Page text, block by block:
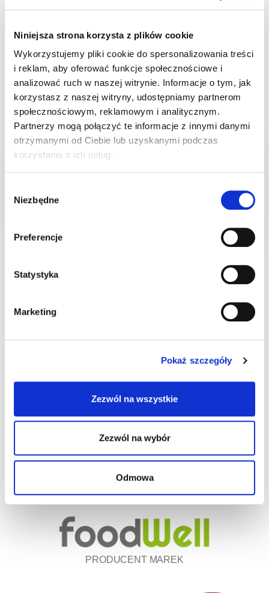
Niniejsza strona korzysta z plików cookie
Wykorzystujemy pliki cookie do spersonalizowania treści
i reklam, aby oferować funkcje społecznościowe i
analizować ruch w naszej witrynie. Informacje o tym, jak
korzystasz z naszej witryny, udostępniamy partnerom
społecznościowym, reklamowym i analitycznym.
Partnerzy mogą połączyć te informacje z innymi danymi
otrzymanymi od Ciebie lub uzyskanymi podczas
korzystania z ich usług.
zgody
Niezbędne
Preferencje
Statystyka
Marketing
Pokaż szczegóły
Zezwól na wszystkie
Zezwól na wybór
Odmowa
Wysoka
Zakup niemożliwy
Sklep w trybie katalogowym. Zaloguj się, aby
Opis Wartości odżywcze
ochronnej. Produkt ogólnego przeznaczenia,
zawierające gluten, orzeszki ziemne, orzechy,
jaja, mleko, soję oraz nasiona sezamu.
Masa brutto (g):136.00
PRODUCENT MAREK